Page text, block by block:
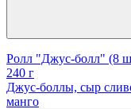
Ролл "Джус-болл" (8
240 г
Джус-боллы, сыр
манго